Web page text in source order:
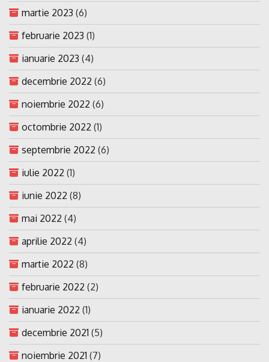
martie 2023 (6)
februarie 2023 (1)
ianuarie 2023 (4)
decembrie 2022 (6)
noiembrie 2022 (6)
octombrie 2022 (1)
septembrie 2022 (6)
iulie 2022 (1)
iunie 2022 (8)
mai 2022 (4)
aprilie 2022 (4)
martie 2022 (8)
februarie 2022 (2)
ianuarie 2022 (1)
decembrie 2021 (5)
noiembrie 2021 (7)